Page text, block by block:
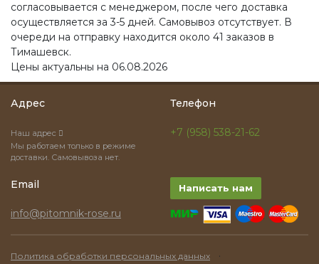
согласовывается с менеджером, после чего доставка
осуществляется за 3-5 дней. Самовывоз отсутствует. В
очереди на отправку находится около 41 заказов в
Тимашевск.
Цены актуальны на 06.08.2026
Адрес
Наш адрес
Мы работаем только в режиме
доставки. Самовывоза нет.
Телефон
+7 (958) 538-21-62
Email
info@pitomnik-rose.ru
Написать нам
Политика обработки персональных данных ·